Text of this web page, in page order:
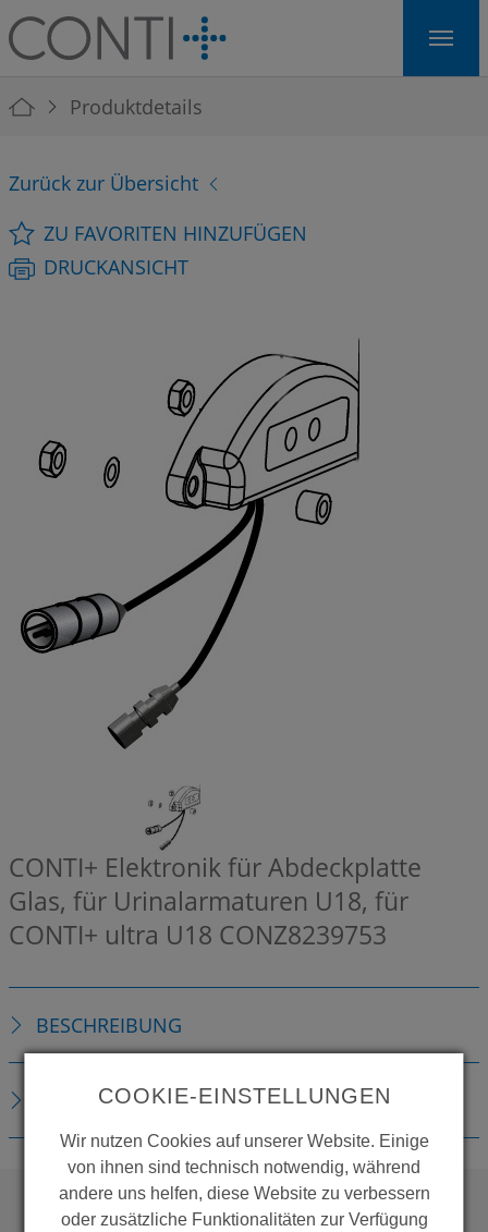
Skip to main navigation
Skip to main content
Skip to page footer
You are here:
Produktdetails
Zurück zur Übersicht
ZU FAVORITEN HINZUFÜGEN
DRUCKANSICHT
CONTI+ Elektronik für Abdeckplatte
Glas, für Urinalarmaturen U18, für
CONTI+ ultra U18 CONZ8239753
BESCHREIBUNG
DOWNLOADS
COOKIE-EINSTELLUNGEN
Wir nutzen Cookies auf unserer Website. Einige
von ihnen sind technisch notwendig, während
andere uns helfen, diese Website zu verbessern
oder zusätzliche Funktionalitäten zur Verfügung